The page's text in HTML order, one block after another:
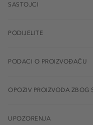
SASTOJCI
PODIJELITE
PODACI O PROIZVOĐAČU
OPOZIV PROIZVODA ZBOG
UPOZORENJA